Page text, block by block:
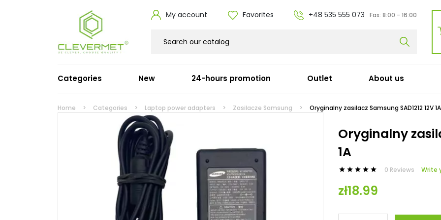
My account Favorites +48 535 555 073 Fax: 8:00 - 16:00
Categories
Laptop power adapters Power cables
Ósemka (Apple)
Signal / Adapters / Adapters
Serwerowy (C19)
Przedłużki
Cisco (C15)
Docking stations
Dell
HP
Lenovo
Microsoft
Targus
Other
New 24-hours promotion Outlet About us
Home Categories Laptop power adapters Zasilacze Samsung Oryginalny zasilacz Samsung SAD1212 12V 1A
Oryginalny
1A
     0 Reviews Write
zł18.99